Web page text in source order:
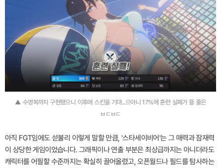
▲ 수영복까지 구현됐으니 이후에 스킨을 기대...으아니 17%에 훈련 실패가 뜰 줄은
ㅂㄷㅂㄷ
아직 FGT임에도 섣불리 이렇게 말할 만큼, '스타세이비어'는 그 매력과 잠재력
이 상당한 게임이었습니다. 그래픽이나 연출 부분은 최상급까지는 아니더라도
캐릭터를 어필할 수준까지는 확실히 끌어올렸고, 오픈월드나 필드를 탐사하는